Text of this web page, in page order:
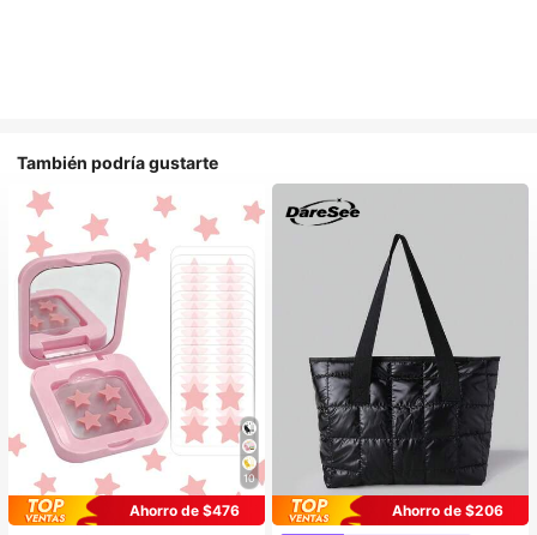
También podría gustarte
10
Ahorro de $476
Ahorro de $206